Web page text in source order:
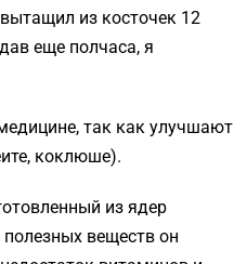
из косточек 12
еще полчаса, я
так как улучшают
коклюше).
из ядер
веществ он